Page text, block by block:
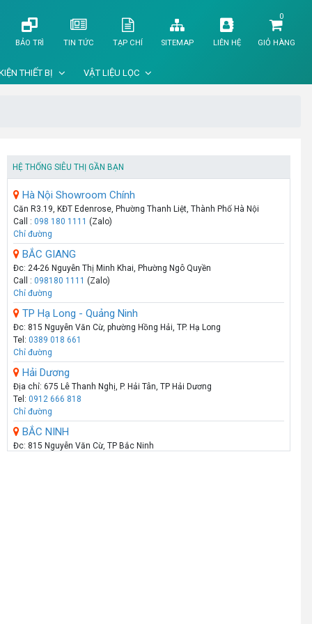
BẢO TRÌ TIN TỨC TẠP CHÍ SITEMAP LIÊN HỆ
0
GIỎ HÀNG
THIẾT BỊ VẬT LIỆU LỌC
HỆ THỐNG SIÊU THỊ GẦN BẠN
Hà Nội Showroom Chính
Căn R3.19, KĐT Edenrose, Phường Thanh Liệt, Thành Phố Hà Nội
Call : 098 180 1111 (Zalo)
Chỉ đường
BẮC GIANG
Đc: 24-26 Nguyễn Thị Minh Khai, Phường Ngô Quyền
Call : 098180 1111 (Zalo)
Chỉ đường
TP Hạ Long - Quảng Ninh
Đc: 815 Nguyễn Văn Cừ, phường Hồng Hải, TP. Hạ Long
Tel: 0389 018 661
Chỉ đường
Hải Dương
Địa chỉ: 675 Lê Thanh Nghị, P. Hải Tân, TP Hải Dương
Tel: 0912 666 818
Chỉ đường
BẮC NINH
Đc: 815 Nguyễn Văn Cừ, TP Bắc Ninh